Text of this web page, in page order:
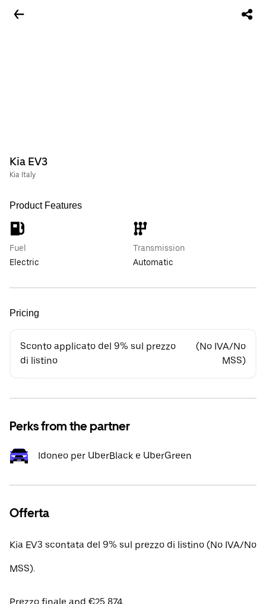
Kia EV3
Kia Italy
Product Features
Fuel
Electric
Transmission
Automatic
Pricing
Sconto applicato del 9% sul prezzo
di listino
(No IVA/No
MSS)
Perks from the partner
Idoneo per UberBlack e UberGreen
Offerta
Kia EV3 scontata del 9% sul prezzo di listino (No IVA/No
MSS).